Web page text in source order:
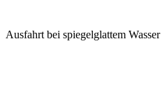
Ausfahrt bei spiegelglattem Wasser